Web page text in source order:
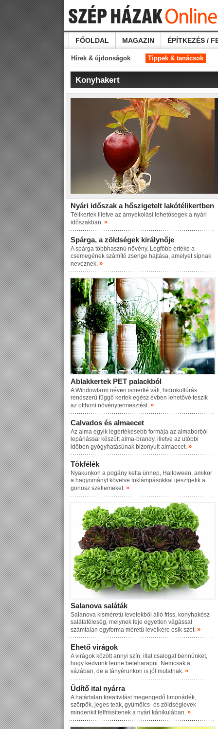
FŐOLDAL MAGAZIN ÉPÍTKEZÉS /
Hírek & újdonságok Tippek & tanácsok
Konyhakert
Nyári időszak a hőszigetelt lakótélikertben
Télikertek illetve az árnyékolási lehetőségek a nyári
időszakban. »
Spárga, a zöldségek királynője
A spárga többhasznú növény. Legfőbb értéke a
csemegének számító zsenge hajtása, amelyet sípnak
neveznek. »
Ablakkertek PET palackból
A Windowfarm néven ismertté vált, hidrokultúrás
rendszerű függő kertek egész évben lehetővé teszik
az otthoni növénytermesztést. »
Calvados és almaecet
Az alma egyik legértékesebb formája az almaborból
lepárlással készült alma-brandy, illetve az utóbbi
időben gyógyhatásúnak bizonyult almaecet. »
Tökfélék
Nyakunkon a pogány kelta ünnep, Halloween, amikor
a hagyományt követve töklámpásokkal ijesztgetik a
gonosz szellemeket. »
Salanova saláták
Salanova kisméretű levelekből álló friss, konyhakész
salátaféleség, melynek feje egyetlen vágással
számtalan egyforma méretű levélkére esik szét. »
Ehető virágok
A virágok között annyi szín, illat csalogat bennünket,
hogy kedvünk lenne beleharapni. Nemcsak a
vázában, de a tányérunkon is jól mutatnak. »
Üdítő ital nyárra
A határtalan kreativitást megengedő limonádék,
szörpök, jeges teák, gyümölcs- és zöldséglevek
mindenkit felfrissítenek a nyári kánikulában. »